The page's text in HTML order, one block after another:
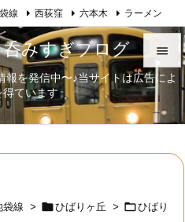
みすぎブログ
を発信中〜♪当サイトは広告によ
得ています


メニュ


線 西荻窪 六本木 ラーメン
RSS Feedly
袋線 > ひばりヶ丘 > ひばり